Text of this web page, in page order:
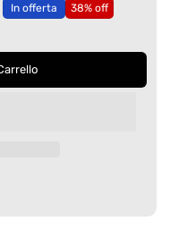
In offerta 38% off